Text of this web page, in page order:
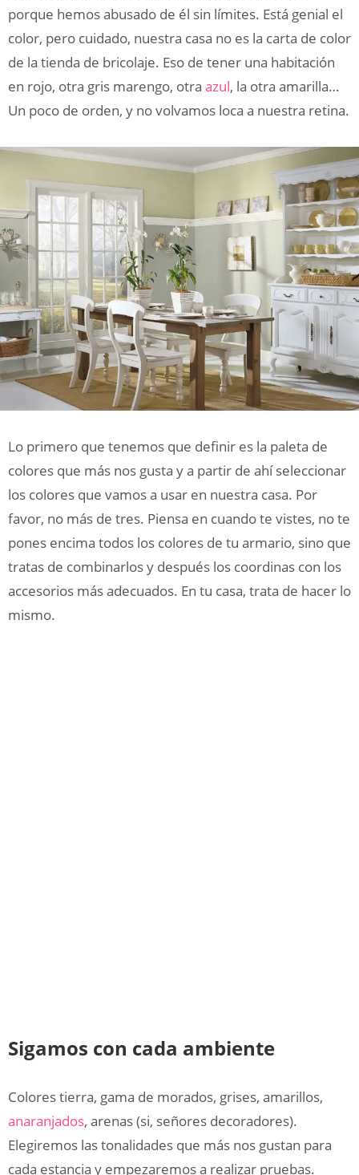
porque hemos abusado de él sin límites. Está genial el
color, pero cuidado, nuestra casa no es la carta de color
de la tienda de bricolaje. Eso de tener una habitación
en rojo, otra gris marengo, otra azul, la otra amarilla…
Un poco de orden, y no volvamos loca a nuestra retina.
Lo primero que tenemos que definir es la paleta de
colores que más nos gusta y a partir de ahí seleccionar
los colores que vamos a usar en nuestra casa. Por
favor, no más de tres. Piensa en cuando te vistes, no te
pones encima todos los colores de tu armario, sino que
tratas de combinarlos y después los coordinas con los
accesorios más adecuados. En tu casa, trata de hacer lo
mismo.
Sigamos con cada ambiente
Colores tierra, gama de morados, grises, amarillos,
anaranjados, arenas (si, señores decoradores).
Elegiremos las tonalidades que más nos gustan para
cada estancia y empezaremos a realizar pruebas.